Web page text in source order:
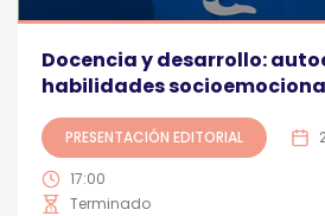
Docencia y desarrollo:
habilidades
PRESENTACIÓN EDITORIAL
17:00
Terminado